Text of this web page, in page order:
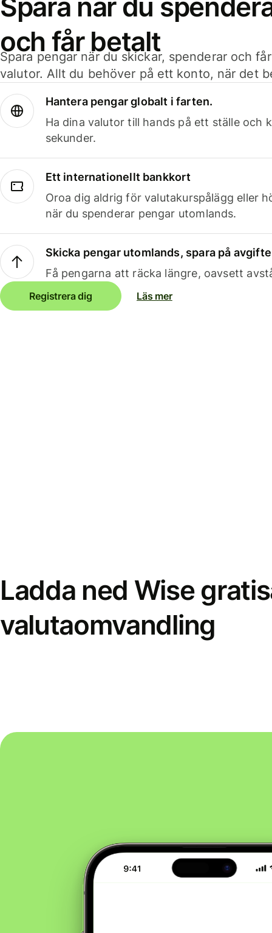
Spara när du
och får betalt
Spara pengar när du skickar, spenderar och
valutor. Allt du behöver på ett konto, när det
Hantera pengar globalt i farten.
Ha dina valutor till hands på ett ställe och
sekunder.
Ett internationellt bankkort
Oroa dig aldrig för valutakurspålägg eller
när du spenderar pengar utomlands.
Skicka pengar utomlands, spara på
Få pengarna att räcka längre, oavsett
Registrera dig Läs mer
Ladda ned Wise
valutaomvandling